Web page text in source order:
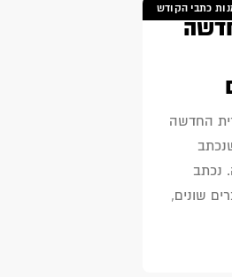
כתבי הקודש
החדשה
שנה. נכתב
שונים,